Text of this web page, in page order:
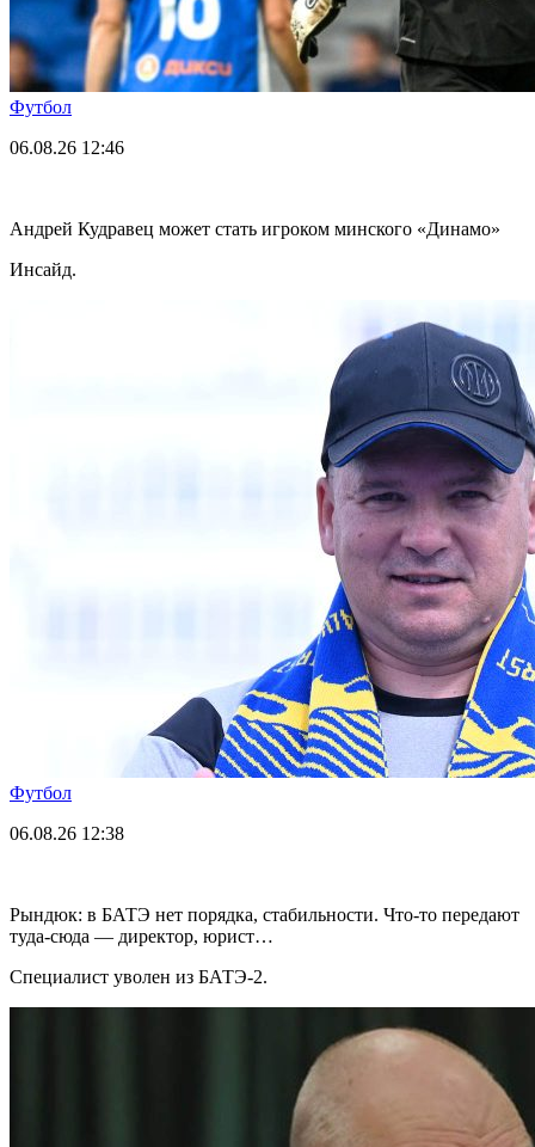
Футбол
06.08.26 12:46
Андрей Кудравец может стать игроком минского «Динамо»
Инсайд.
Футбол
06.08.26 12:38
Рындюк: в БАТЭ нет порядка, стабильности. Что-то передают
туда-сюда — директор, юрист…
Специалист уволен из БАТЭ-2.